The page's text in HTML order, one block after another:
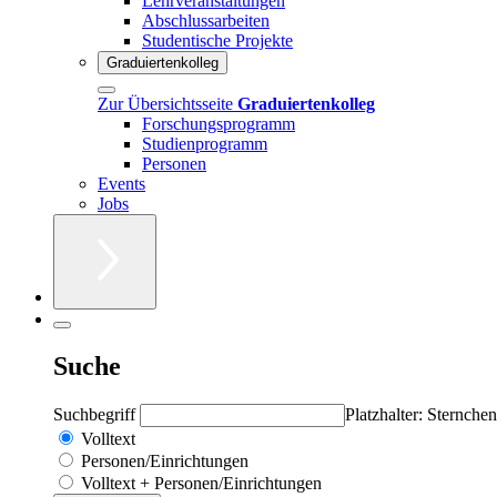
Abschlussarbeiten
Studentische Projekte
Graduiertenkolleg
Zur Übersichtsseite Graduiertenkolleg
Forschungsprogramm
Studienprogramm
Personen
Events
Jobs
Suche
Suchbegriff
Platzhalter:
Volltext
Personen/Einrichtungen
Volltext + Personen/Einrichtungen